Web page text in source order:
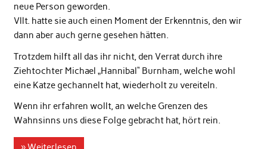
neue Person geworden.
Vllt. hatte sie auch einen Moment der Erkenntnis, den wir
dann aber auch gerne gesehen hätten.
Trotzdem hilft all das ihr nicht, den Verrat durch ihre
Ziehtochter Michael „Hannibal“ Burnham, welche wohl
eine Katze gechannelt hat, wiederholt zu vereiteln.
Wenn ihr erfahren wollt, an welche Grenzen des
Wahnsinns uns diese Folge gebracht hat, hört rein.